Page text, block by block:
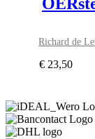
Richard de
€ 23,50